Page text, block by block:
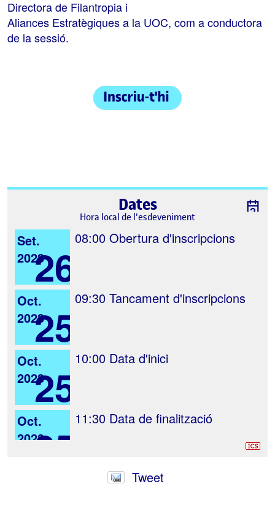
Directora de Filantropia i
Aliances Estratègiques a la UOC, com a conductora
de la sessió.
Dates
Hora local de l'esdeveniment
Set.
202326
08:00 Obertura d'inscripcions
Oct.
202325
09:30 Tancament d'inscripcions
Oct.
202325
10:00 Data d'inici
Oct.
202325
11:30 Data de finalització
Tweet